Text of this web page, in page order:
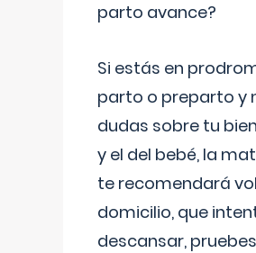
parto avance?
Si estás en
parto o preparto y
dudas sobre tu
y el del bebé, la
te recomendará
domicilio, que
descansar,